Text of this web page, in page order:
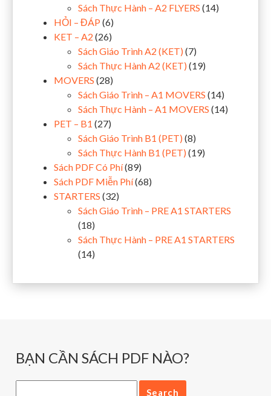
Sách Thực Hành – A2 FLYERS (14)
HỎI – ĐÁP (6)
KET – A2 (26)
Sách Giáo Trình A2 (KET) (7)
Sách Thực Hành A2 (KET) (19)
MOVERS (28)
Sách Giáo Trình – A1 MOVERS (14)
Sách Thực Hành – A1 MOVERS (14)
PET – B1 (27)
Sách Giáo Trình B1 (PET) (8)
Sách Thực Hành B1 (PET) (19)
Sách PDF Có Phí(89)
Sách PDF Miễn Phí(68)
STARTERS (32)
Sách Giáo Trình – PRE A1 STARTERS
(18)
Sách Thực Hành – PRE A1 STARTERS
(14)
BẠN CẦN SÁCH PDF NÀO?